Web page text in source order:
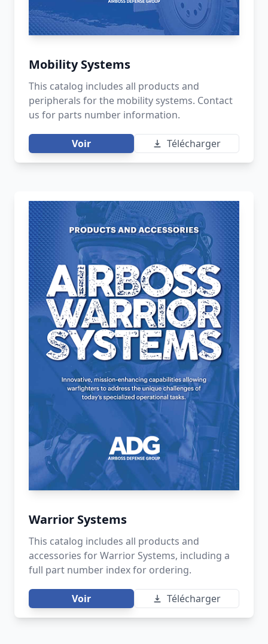
Mobility Systems
This catalog includes all products and
peripherals for the mobility systems. Contact
us for parts number information.
Voir Télécharger
Warrior Systems
This catalog includes all products and
accessories for Warrior Systems, including a
full part number index for ordering.
Voir Télécharger